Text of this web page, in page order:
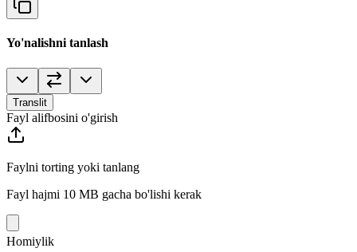
Yo'nalishni tanlash
Translit
Fayl alifbosini o'girish
Faylni torting yoki tanlang
Fayl hajmi 10 MB gacha bo'lishi kerak
Homiylik